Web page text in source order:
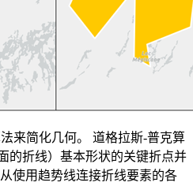
来简化几何。 道格拉斯-普克算
的折线）基本形状的关键折点并
使用趋势线连接折线要素的各